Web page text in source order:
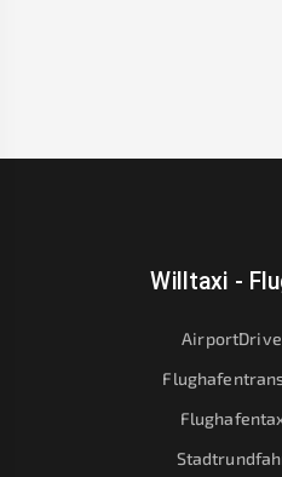
Willtaxi -